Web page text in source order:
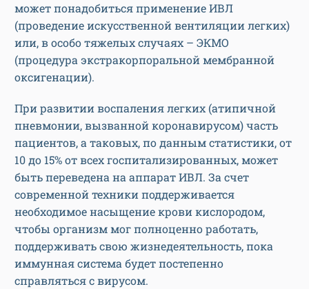
может понадобиться применение ИВЛ
(проведение искусственной вентиляции легких)
или, в особо тяжелых случаях – ЭКМО
(процедура экстракорпоральной мембранной
оксигенации).
При развитии воспаления легких (атипичной
пневмонии, вызванной коронавирусом) часть
пациентов, а таковых, по данным статистики, от
10 до 15% от всех госпитализированных, может
быть переведена на аппарат ИВЛ. За счет
современной техники поддерживается
необходимое насыщение крови кислородом,
чтобы организм мог полноценно работать,
поддерживать свою жизнедеятельность, пока
иммунная система будет постепенно
справляться с вирусом.